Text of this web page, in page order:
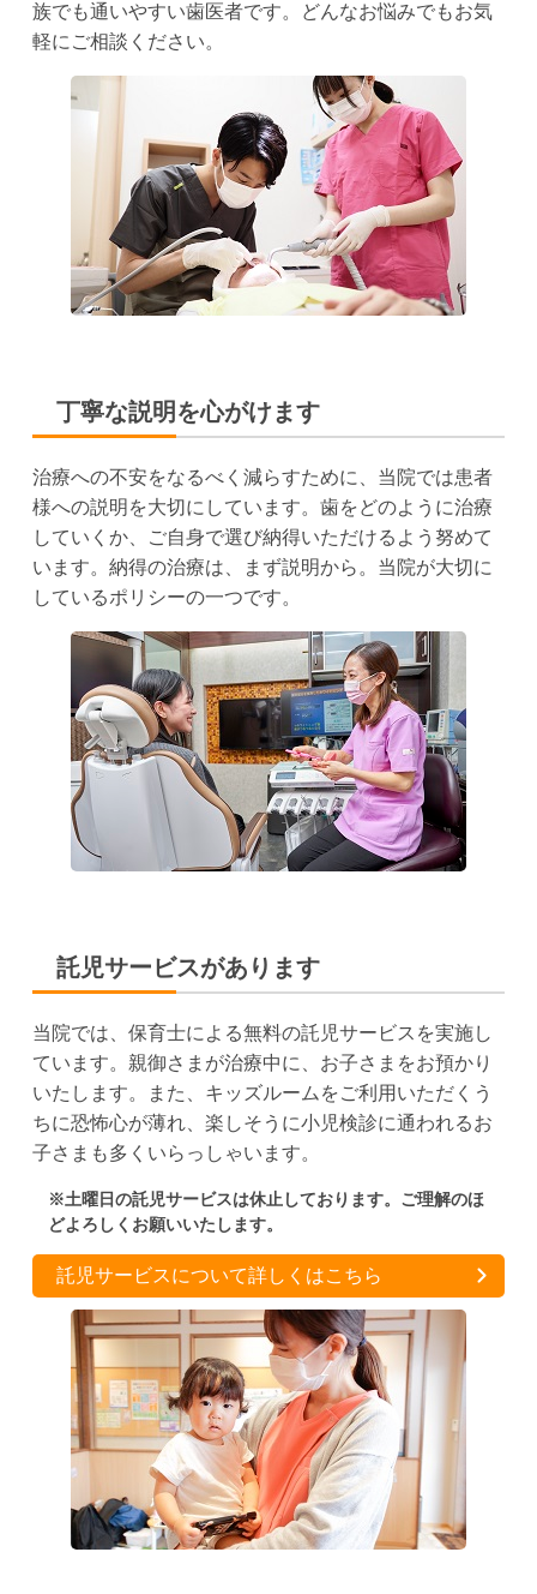
族でも通いやすい歯医者です。どんなお悩みでもお気
軽にご相談ください。
丁寧な説明を心がけます
治療への不安をなるべく減らすために、当院では患者
様への説明を大切にしています。歯をどのように治療
していくか、ご自身で選び納得いただけるよう努めて
います。納得の治療は、まず説明から。当院が大切に
しているポリシーの一つです。
託児サービスがあります
当院では、保育士による無料の託児サービスを実施し
ています。親御さまが治療中に、お子さまをお預かり
いたします。また、キッズルームをご利用いただくう
ちに恐怖心が薄れ、楽しそうに小児検診に通われるお
子さまも多くいらっしゃいます。
※土曜日の託児サービスは休止しております。ご理解のほ
どよろしくお願いいたします。
託児サービスについて詳しくはこちら